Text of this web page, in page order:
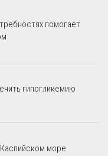
помогает
гипогликемию
море